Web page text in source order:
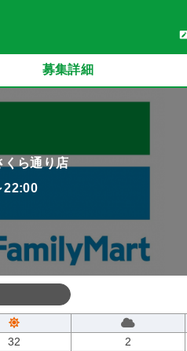
募集詳細
くら通り店
22:00
32 2